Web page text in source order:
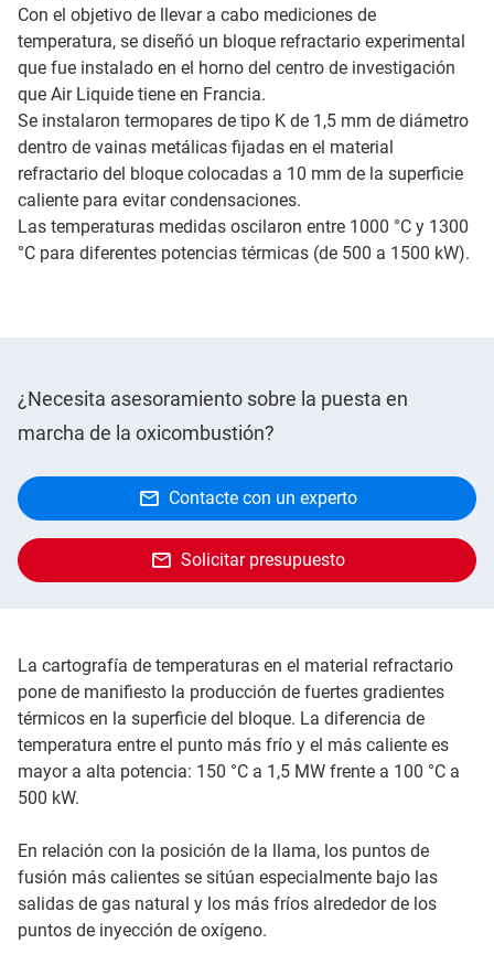
Con el objetivo de llevar a cabo mediciones de
temperatura, se diseñó un bloque refractario experimental
que fue instalado en el horno del centro de investigación
que Air Liquide tiene en Francia.
Se instalaron termopares de tipo K de 1,5 mm de diámetro
dentro de vainas metálicas fijadas en el material
refractario del bloque colocadas a 10 mm de la superficie
caliente para evitar condensaciones.
Las temperaturas medidas oscilaron entre 1000 °C y 1300
°C para diferentes potencias térmicas (de 500 a 1500 kW).
¿Necesita asesoramiento sobre la puesta en
marcha de la oxicombustión?
Contacte con un experto
Solicitar presupuesto
La cartografía de temperaturas en el material refractario
pone de manifiesto la producción de fuertes gradientes
térmicos en la superficie del bloque. La diferencia de
temperatura entre el punto más frío y el más caliente es
mayor a alta potencia: 150 °C a 1,5 MW frente a 100 °C a
500 kW.
En relación con la posición de la llama, los puntos de
fusión más calientes se sitúan especialmente bajo las
salidas de gas natural y los más fríos alrededor de los
puntos de inyección de oxígeno.